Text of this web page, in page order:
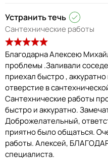
Устранить течь
Сантехнические работы
Благодарна Алексею
проблемы .Заливали
приехал быстро ,
отверстие в
Сантехнические работы
быстро и аккуратно.
Доброжелательный,
приятно было общаться.
работы. Алексей,
специалиста.